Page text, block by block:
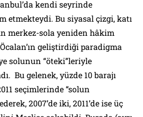
kendi seyrinde
etmekteydi. Bu siyasal çizgi, katı
merkez-sola yeniden hâkim
geliştirdiği paradigma
solunun “öteki”leriyle
Bu gelenek, yüzde 10 barajı
seçimlerinde “solun
2007’de iki, 2011’de ise üç